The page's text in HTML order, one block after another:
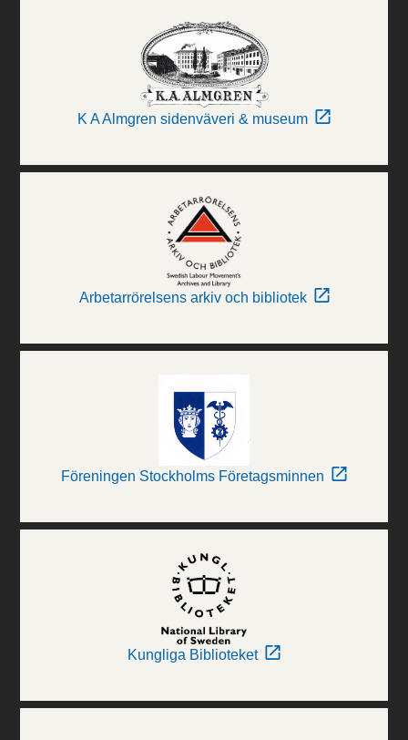
K A Almgren sidenväveri & museum
Arbetarrörelsens arkiv och bibliotek
Föreningen Stockholms Företagsminnen
Kungliga Biblioteket